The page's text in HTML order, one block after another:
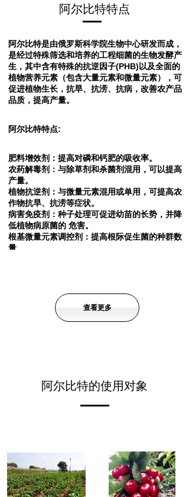
阿尔比特特点
阿尔比特是由俄罗斯科学院生物中心研发而成，
是经过特殊筛选和培养的工程细菌的生物发酵产
生，其中含有特殊的抗逆因子(PHB)以及全面的
植物营养元素（包含大量元素和微量元素），可
促进植物生长，抗旱、抗涝、抗病，改善农产品
品质，提高产量。
阿尔比特特点:
肥料增效剂：提高对磷和钙肥的吸收率。
农药解毒剂：与除草剂和杀菌剂混用，可以提高
产量。
植物抗逆剂：与微量元素混用或单用，可提高农
作物抗旱、抗涝等症状。
病害免疫剂：种子处理可促进幼苗的长势，并降
低植物病原菌的 危害。
根基微量元素调控剂：提高根际促生菌的种群数
量。
查看更多
阿尔比特的使用对象